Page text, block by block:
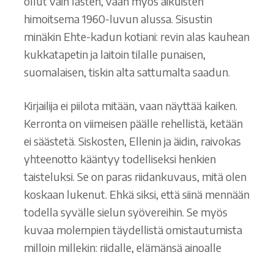
himoitsema 1960-luvun alussa. Sisustin
minäkin Ehte-kadun kotiani: revin alas kauhean
kukkatapetin ja laitoin tilalle punaisen,
suomalaisen, tiskin alta sattumalta saadun.
Kirjailija ei piilota mitään, vaan näyttää kaiken.
Kerronta on viimeisen päälle rehellistä, ketään
ei säästetä. Siskosten, Ellenin ja äidin, raivokas
yhteenotto kääntyy todelliseksi henkien
taisteluksi. Se on paras riidankuvaus, mitä olen
koskaan lukenut. Ehkä siksi, että siinä mennään
todella syvälle sielun syövereihin. Se myös
kuvaa molempien täydellistä omistautumista
milloin millekin: riidalle, elämänsä ainoalle